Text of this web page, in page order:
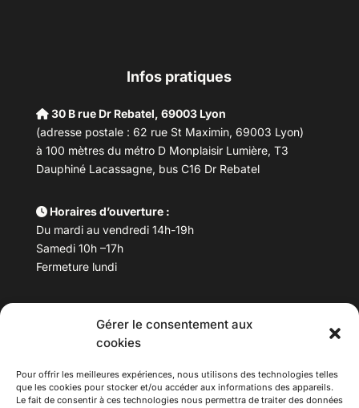
Gérer le consentement aux
cookies
Pour offrir les meilleures expériences, nous utilisons des technologies telles
que les cookies pour stocker et/ou accéder aux informations des appareils.
Le fait de consentir à ces technologies nous permettra de traiter des données
Infos pratiques
30 B rue Dr Rebatel, 69003 Lyon
(adresse postale : 62 rue St Maximin, 69003 Lyon)
à 100 mètres du métro D Monplaisir Lumière, T3
Dauphiné Lacassagne, bus C16 Dr Rebatel
Horaires d’ouverture :
Du mardi au vendredi 14h-19h
Samedi 10h –17h
Fermeture lundi
maisondesculturesasiatiques@asiexpo.com